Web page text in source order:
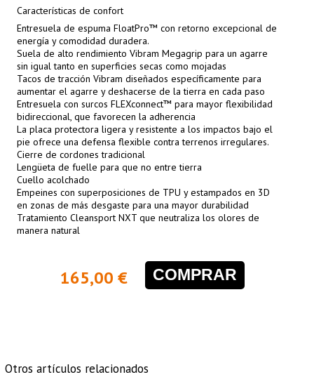
Características de confort
Entresuela de espuma FloatPro™ con retorno excepcional de
energía y comodidad duradera.
Suela de alto rendimiento Vibram Megagrip para un agarre
sin igual tanto en superficies secas como mojadas
Tacos de tracción Vibram diseñados específicamente para
aumentar el agarre y deshacerse de la tierra en cada paso
Entresuela con surcos FLEXconnect™ para mayor flexibilidad
bidireccional, que favorecen la adherencia
La placa protectora ligera y resistente a los impactos bajo el
pie ofrece una defensa flexible contra terrenos irregulares.
Cierre de cordones tradicional
Lengüeta de fuelle para que no entre tierra
Cuello acolchado
Empeines con superposiciones de TPU y estampados en 3D
en zonas de más desgaste para una mayor durabilidad
Tratamiento Cleansport NXT que neutraliza los olores de
manera natural
165,00 € COMPRAR
Otros artículos relacionados